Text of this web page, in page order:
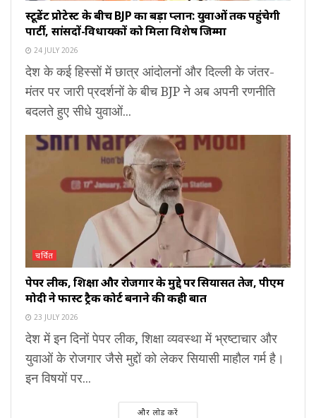
स्टूडेंट प्रोटेस्ट के बीच BJP का बड़ा प्लान: युवाओं तक पहुंचेगी
पार्टी, सांसदों-विधायकों को मिला विशेष जिम्मा
24 JULY 2026
देश के कई हिस्सों में छात्र आंदोलनों और दिल्ली के जंतर-
मंतर पर जारी प्रदर्शनों के बीच BJP ने अब अपनी रणनीति
बदलते हुए सीधे युवाओं...
चर्चित
पेपर लीक, शिक्षा और रोजगार के मुद्दे पर सियासत तेज, पीएम
मोदी ने फास्ट ट्रैक कोर्ट बनाने की कही बात
23 JULY 2026
देश में इन दिनों पेपर लीक, शिक्षा व्यवस्था में भ्रष्टाचार और
युवाओं के रोजगार जैसे मुद्दों को लेकर सियासी माहौल गर्म है।
इन विषयों पर...
और लोड करें